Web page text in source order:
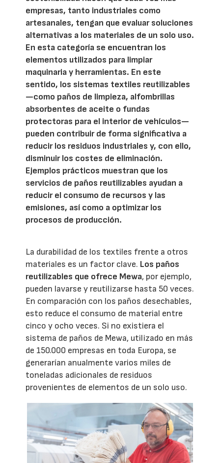
empresas, tanto industriales como
artesanales, tengan que evaluar soluciones
alternativas a los materiales de un solo uso.
En esta categoría se encuentran los
elementos utilizados para limpiar
maquinaria y herramientas. En este
sentido, los sistemas textiles reutilizables
—como paños de limpieza, alfombrillas
absorbentes de aceite o fundas
protectoras para el interior de vehículos—
pueden contribuir de forma significativa a
reducir los residuos industriales y, con ello,
disminuir los costes de eliminación.
Ejemplos prácticos muestran que los
servicios de paños reutilizables ayudan a
reducir el consumo de recursos y las
emisiones, así como a optimizar los
procesos de producción.
La durabilidad de los textiles frente a otros
materiales es un factor clave. Los paños
reutilizables que ofrece Mewa, por ejemplo,
pueden lavarse y reutilizarse hasta 50 veces.
En comparación con los paños desechables,
esto reduce el consumo de material entre
cinco y ocho veces. Si no existiera el
sistema de paños de Mewa, utilizado en más
de 150.000 empresas en toda Europa, se
generarían anualmente varios miles de
toneladas adicionales de residuos
provenientes de elementos de un solo uso.